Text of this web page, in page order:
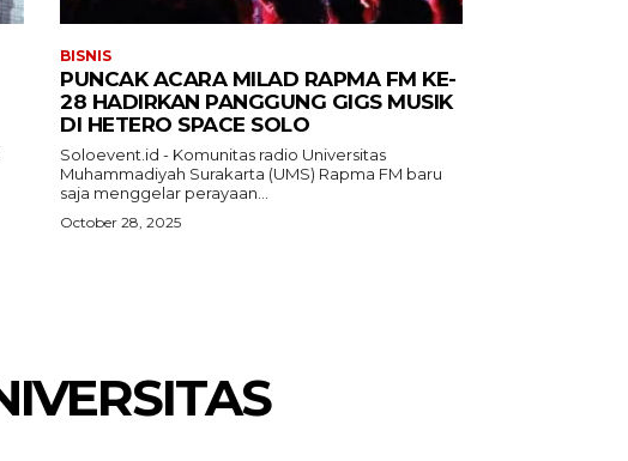
BISNIS
PUNCAK ACARA MILAD RAPMA FM KE-
28 HADIRKAN PANGGUNG GIGS MUSIK
DI HETERO SPACE SOLO
Soloevent.id - Komunitas radio Universitas
Muhammadiyah Surakarta (UMS) Rapma FM baru
saja menggelar perayaan...
October 28, 2025